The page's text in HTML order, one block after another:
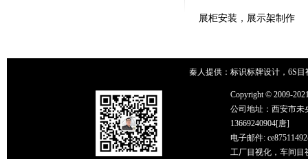
展柜安装，展示架制作
秦人提供：标识标牌设计，6S
Copyright © 2009-
公司地址：西安市未
13669240904[唐]
电子邮件:
工厂目视化，车间目